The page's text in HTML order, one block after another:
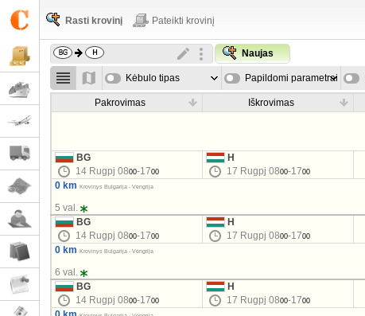
Rasti krovinį Pateikti krovinį
Naujas
Kėbulo tipas Papildomi parametrai
Pakrovimas Iškrovimas
BG
14 Rugpj 0800-1700
H
17 Rugpj 0800-1700
0 km Krovinys Bulgarija - Vengrija
5 val.
BG
14 Rugpj 0800-1700
H
17 Rugpj 0800-1700
0 km Krovinys Bulgarija - Vengrija
6 val.
BG
14 Rugpj 0800-1700
H
17 Rugpj 0800-1700